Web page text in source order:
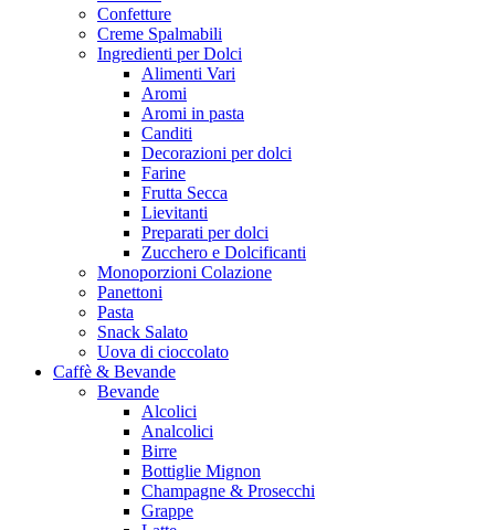
Confetture
Creme Spalmabili
Ingredienti per Dolci
Alimenti Vari
Aromi
Aromi in pasta
Canditi
Decorazioni per dolci
Farine
Frutta Secca
Lievitanti
Preparati per dolci
Zucchero e Dolcificanti
Monoporzioni Colazione
Panettoni
Pasta
Snack Salato
Uova di cioccolato
Caffè & Bevande
Bevande
Alcolici
Analcolici
Birre
Bottiglie Mignon
Champagne & Prosecchi
Grappe